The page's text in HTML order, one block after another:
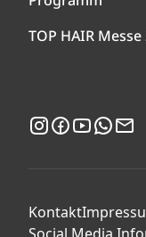
TOP HAIR Messe
Instagram
Facebook
YouTube
Kontakt